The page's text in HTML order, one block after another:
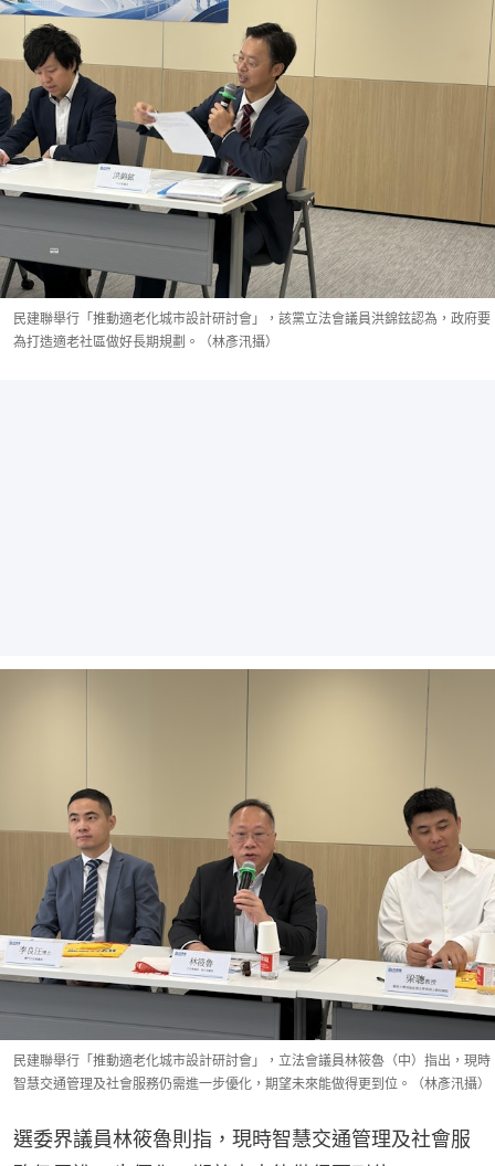
民建聯舉行「推動適老化城市設計研討會」，該黨立法會議員洪錦鉉認為，政府要
為打造適老社區做好長期規劃。（林彥汛攝）
民建聯舉行「推動適老化城市設計研討會」，立法會議員林筱魯（中）指出，現時
智慧交通管理及社會服務仍需進一步優化，期望未來能做得更到位。（林彥汛攝）
選委界議員林筱魯則指，現時智慧交通管理及社會服